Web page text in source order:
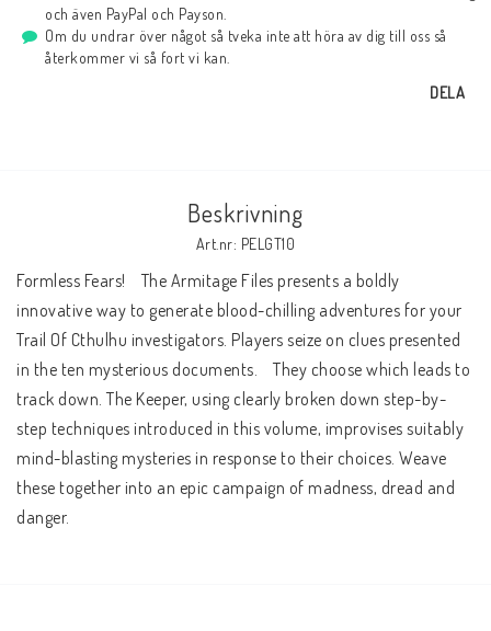
och även PayPal och Payson.
Om du undrar över något så tveka inte att höra av dig till oss så
återkommer vi så fort vi kan.
DELA
Beskrivning
Art.nr: PELGT10
Formless Fears!    The Armitage Files presents a boldly
innovative way to generate blood-chilling adventures for your
Trail Of Cthulhu investigators. Players seize on clues presented
in the ten mysterious documents.    They choose which leads to
track down. The Keeper, using clearly broken down step-by-
step techniques introduced in this volume, improvises suitably
mind-blasting mysteries in response to their choices. Weave
these together into an epic campaign of madness, dread and
danger.